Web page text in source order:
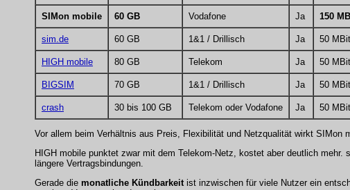
SIMon mobile 60 GB Vodafone Ja 150
sim.de 60 GB 1&1 / Drillisch Ja 50
HIGH mobile 80 GB Telekom Ja 50
BIGSIM 70 GB 1&1 / Drillisch Ja 50
crash 30 bis 100 GB Telekom oder Vodafone Ja 50
Vor allem beim Verhältnis aus Preis, Flexibilität und Netzqualität wirkt SIMon
HIGH mobile punktet zwar mit dem Telekom-Netz, kostet aber deutlich
längere Vertragsbindungen.
Gerade die monatliche Kündbarkeitist inzwischen für viele Nutzer ein